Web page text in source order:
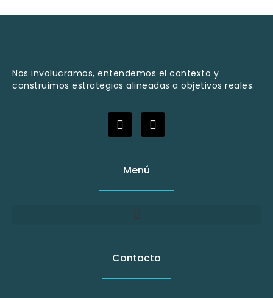
Nos involucramos, entendemos el contexto y
construimos estrategias alineadas a objetivos reales.
Menú
Contacto